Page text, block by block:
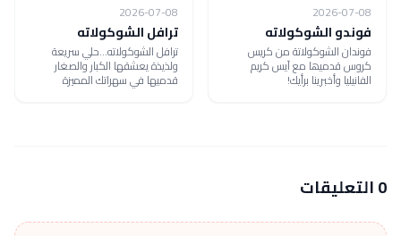
2026-07-08
فوندو الشوكولاته
فوندان الشوكولاتة من كریس
كروس قدمیھا مع آیس كریم
الفانیلیا وأخبرينا برأيك!
2026-07-08
ترافل الشوكولاته
ترافل الشوكولاته...حلي سريعة
ولذيذة يعشقها الكبار والصغار
قدميها في سهراتك المميزة
0 التعليقات